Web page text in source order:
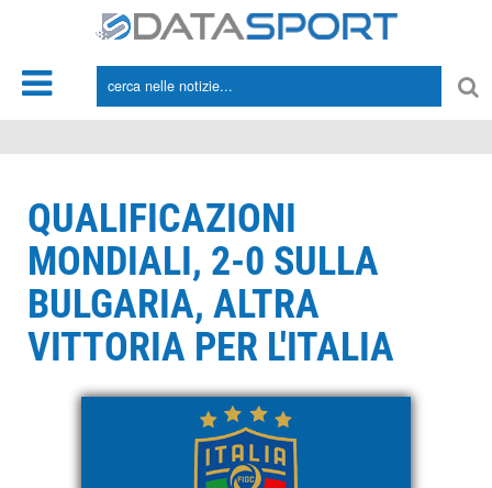
QUALIFICAZIONI
MONDIALI, 2-0 SULLA
BULGARIA, ALTRA
VITTORIA PER L'ITALIA